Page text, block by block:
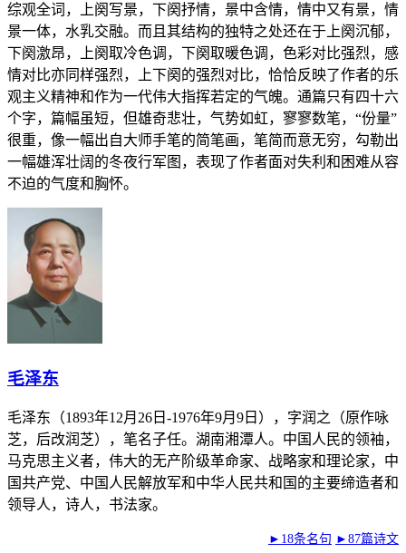
综观全词，上阕写景，下阕抒情，景中含情，情中又有景，情
景一体，水乳交融。而且其结构的独特之处还在于上阕沉郁，
下阕激昂，上阕取冷色调，下阕取暖色调，色彩对比强烈，感
情对比亦同样强烈，上下阕的强烈对比，恰恰反映了作者的乐
观主义精神和作为一代伟大指挥若定的气魄。通篇只有四十六
个字，篇幅虽短，但雄奇悲壮，气势如虹，寥寥数笔，“份量”
很重，像一幅出自大师手笔的简笔画，笔简而意无穷，勾勒出
一幅雄浑壮阔的冬夜行军图，表现了作者面对失利和困难从容
不迫的气度和胸怀。
毛泽东
毛泽东（1893年12月26日-1976年9月9日），字润之（原作咏
芝，后改润芝），笔名子任。湖南湘潭人。中国人民的领袖，
马克思主义者，伟大的无产阶级革命家、战略家和理论家，中
国共产党、中国人民解放军和中华人民共和国的主要缔造者和
领导人，诗人，书法家。
►18条名句 ►87篇诗文